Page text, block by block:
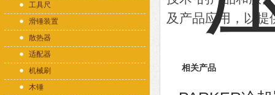
工具尺
滑锤装置
散热器
适配器
机械刷
木锤
及产品应用，以提
相关产品